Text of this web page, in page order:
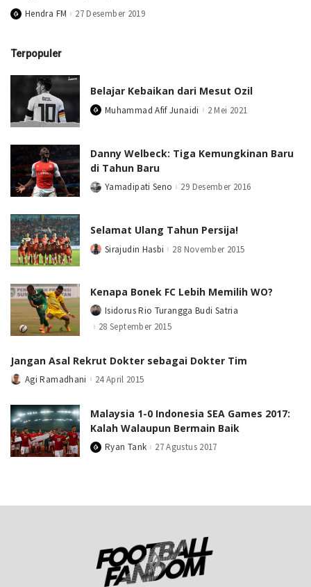
PostedHendra FM 27 Desember 2019
Terpopuler
Belajar Kebaikan dari Mesut Ozil
PostedMuhammad Afif Junaidi 2 Mei 2021
Danny Welbeck: Tiga Kemungkinan Baru
di Tahun Baru
PostedYamadipati Seno 29 Desember 2016
Selamat Ulang Tahun Persija!
PostedSirajudin Hasbi 28 November 2015
Kenapa Bonek FC Lebih Memilih WO?
Posted
by
Isidorus Rio Turangga Budi Satria
28 September 2015
Jangan Asal Rekrut Dokter sebagai Dokter Tim
PostedAgi Ramadhani 24 April 2015
Malaysia 1-0 Indonesia SEA Games 2017:
Kalah Walaupun Bermain Baik
PostedRyan Tank 27 Agustus 2017